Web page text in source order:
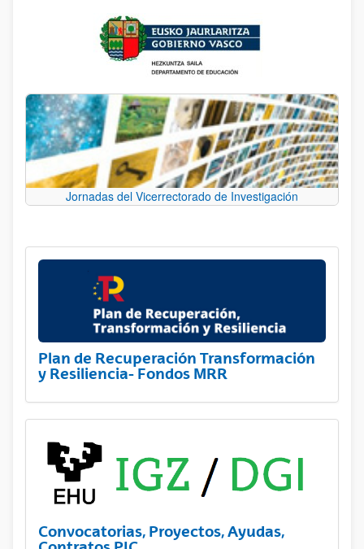
Jornadas del Vicerrectorado de Investigación
Plan de Recuperación Transformación
y Resiliencia- Fondos MRR
Convocatorias, Proyectos, Ayudas,